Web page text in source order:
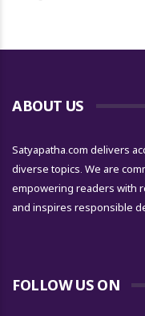
ABOUT US
Satyapatha.com delivers
diverse topics. We are
empowering readers with
and inspires responsible
FOLLOW US ON